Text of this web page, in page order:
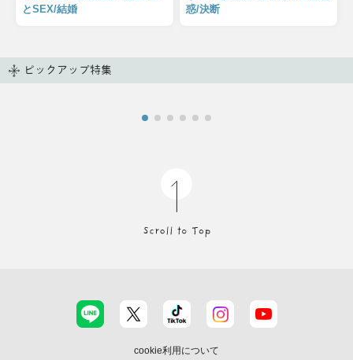
とSEX/結婚
惑/決断
ピックアップ特集
cookie利用について